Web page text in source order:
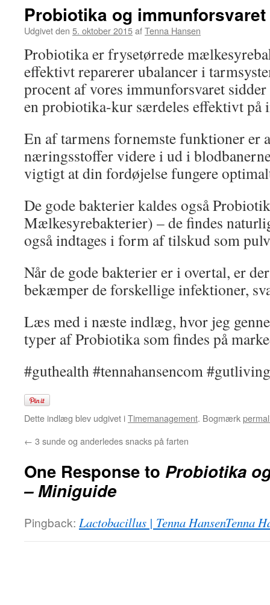
Probiotika og
Udgivet den 5. oktober 2015afTenna Hansen
Probiotika er frysetørrede
effektivt reparerer ubalancer i
procent af vores immunforsvaret
en probiotika-kur særdeles effektivt på
En af tarmens fornemste funktioner er
næringsstoffer videre i ud i
vigtigt at din fordøjelse fungere
De gode bakterier kaldes også
Mælkesyrebakterier) – de findes
også indtages i form af tilskud som
Når de gode bakterier er i overtal, er
bekæmper de forskellige infektioner,
Læs med i næste indlæg, hvor jeg
typer af Probiotika som findes på
#guthealth #tennahansencom #gutliving
Dette indlæg blev udgivet iTimemanagement. Bogmærk
← 3 sunde og anderledes snacks på farten
One Response to Probiotika
– Miniguide
Pingback: Lactobacillus | Tenna HansenTenna